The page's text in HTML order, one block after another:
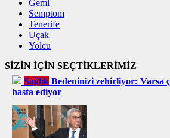
Gemi
Semptom
Tenerife
Uçak
Yolcu
SİZİN İÇİN SEÇTİKLERİMİZ
Sağlık Bedeninizi zehirliyor: Varsa
hasta ediyor